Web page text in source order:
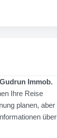
Immob.
Ihre Reise
planen, aber
über